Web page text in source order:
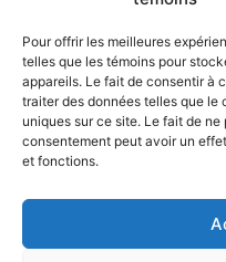
Pour offrir les meilleures
telles que les témoins pour
appareils. Le fait de consentir à
traiter des données telles que le
uniques sur ce site. Le fait de
consentement peut avoir un
et fonctions.
Nous Suivre
12-3894 rue Sainte-Catherine Est,